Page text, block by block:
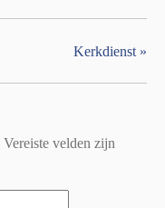
Kerkdienst »
Vereiste velden zijn